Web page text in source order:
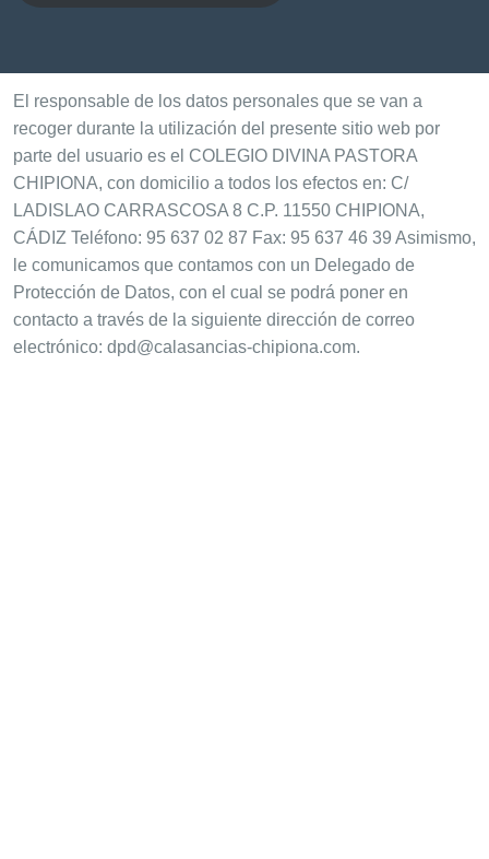
El responsable de los datos personales que se van a
recoger durante la utilización del presente sitio web por
parte del usuario es el COLEGIO DIVINA PASTORA
CHIPIONA, con domicilio a todos los efectos en: C/
LADISLAO CARRASCOSA 8 C.P. 11550 CHIPIONA,
CÁDIZ Teléfono: 95 637 02 87 Fax: 95 637 46 39 Asimismo,
le comunicamos que contamos con un Delegado de
Protección de Datos, con el cual se podrá poner en
contacto a través de la siguiente dirección de correo
electrónico: dpd@calasancias-chipiona.com.